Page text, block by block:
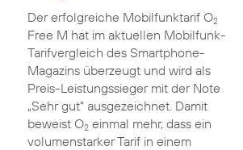
Der erfolgreiche Mobilfunktarif O2
Free M hat im aktuellen Mobilfunk-
Tarifvergleich des Smartphone-
Magazins überzeugt und wird als
Preis-Leistungssieger mit der Note
„Sehr gut“ ausgezeichnet. Damit
beweist O2einmal mehr, dass ein
volumenstarker Tarif in einem